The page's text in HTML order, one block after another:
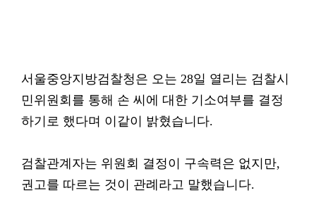
서울중앙지방검찰청은 오는 28일 열리는 검찰시
민위원회를 통해 손 씨에 대한 기소여부를 결정
하기로 했다며 이같이 밝혔습니다.
검찰관계자는 위원회 결정이 구속력은 없지만,
권고를 따르는 것이 관례라고 말했습니다.